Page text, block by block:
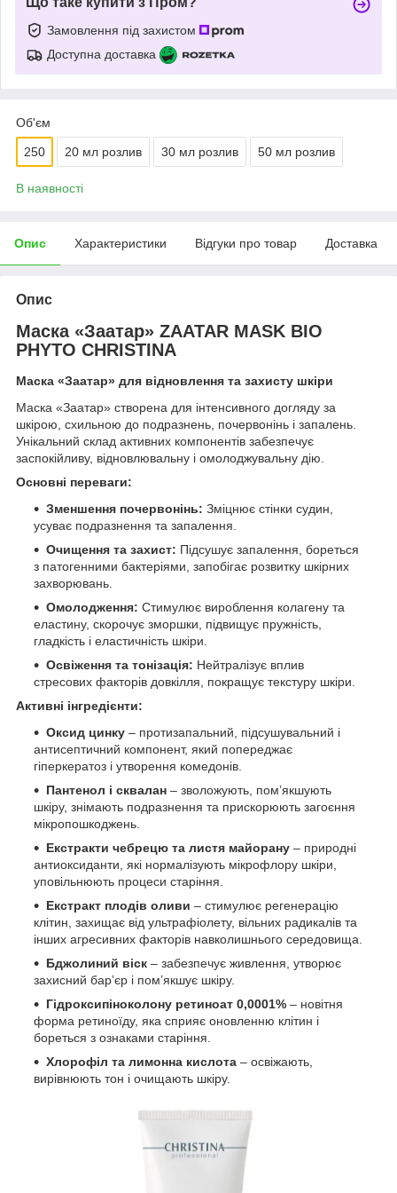
Замовлення під захистом
Доступна доставка
Об'єм
250 20 мл розлив 30 мл розлив 50 мл розлив
В наявності
Опис Характеристики Відгуки про товар Доставка
Опис
Маска «Заатар» ZAATAR MASK BIO
PHYTO CHRISTINA
Маска «Заатар» для відновлення та захисту шкіри
Маска «Заатар» створена для інтенсивного догляду за
шкірою, схильною до подразнень, почервонінь і запалень.
Унікальний склад активних компонентів забезпечує
заспокійливу, відновлювальну і омолоджувальну дію.
Основні переваги:
Зменшення почервонінь: Зміцнює стінки судин,
усуває подразнення та запалення.
Очищення та захист: Підсушує запалення, бореться
з патогенними бактеріями, запобігає розвитку шкірних
захворювань.
Омолодження: Стимулює вироблення колагену та
еластину, скорочує зморшки, підвищує пружність,
гладкість і еластичність шкіри.
Освіження та тонізація: Нейтралізує вплив
стресових факторів довкілля, покращує текстуру шкіри.
Активні інгредієнти:
Оксид цинку – протизапальний, підсушувальний і
антисептичний компонент, який попереджає
гіперкератоз і утворення комедонів.
Пантенол і сквалан – зволожують, пом’якшують
шкіру, знімають подразнення та прискорюють загоєння
мікропошкоджень.
Екстракти чебрецю та листя майорану – природні
антиоксиданти, які нормалізують мікрофлору шкіри,
уповільнюють процеси старіння.
Екстракт плодів оливи – стимулює регенерацію
клітин, захищає від ультрафіолету, вільних радикалів та
інших агресивних факторів навколишнього середовища.
Бджолиний віск – забезпечує живлення, утворює
захисний бар’єр і пом’якшує шкіру.
Гідроксипіноколону ретиноат 0,0001% – новітня
форма ретиноїду, яка сприяє оновленню клітин і
бореться з ознаками старіння.
Хлорофіл та лимонна кислота – освіжають,
вирівнюють тон і очищають шкіру.